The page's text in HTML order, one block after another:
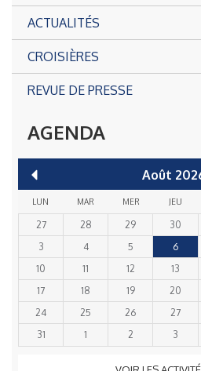
ACTUALITÉS
CROISIÈRES
REVUE DE PRESSE
AGENDA
Août
LUN MAR MER JEU
27 28 29 30
3
4 5 6
10
11 12 13
17
18 19 20
24
25 26 27
31
1 2 3